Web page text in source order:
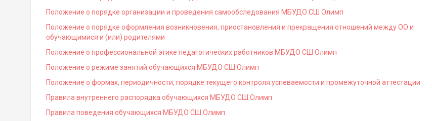
Положение о порядке организации и проведения самообследования МБУДО СШ Олимп
Положение о порядке оформления возникновения, приостановления и прекращения отношений между ОО и
обучающимися и (или) родителями
Положение о профессиональной этике педагогических работников МБУДО СШ Олимп
Положение о режиме занятий обучающихся МБУДО СШ Олимп
Положение о формах, периодичности, порядке текущего контроля успеваемости и промежуточной аттестации
Правила внутреннего распорядка обучающихся МБУДО СШ Олимп
Правила поведения обучающихся МБУДО СШ Олимп